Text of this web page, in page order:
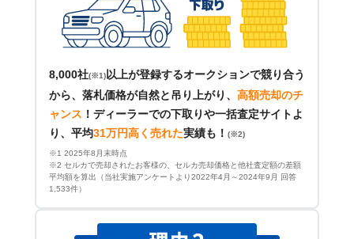
8,000社(※1) 以上が登録するオークションで競り合う
から、落札価格が自然と吊り上がり、 高額売却のチ
ャンス ！ ディーラーでの下取りや一括査定サイトよ
り、平均31万円高く売れた実績も！ (※2)
※1 2025年8月末時点
※2 セルカで売却されたお客様の、セルカ売却価格と他社査定額の差額
平均額を算出（当社実施アンケートより2022年4月～2024年9月 回答
1,533件）